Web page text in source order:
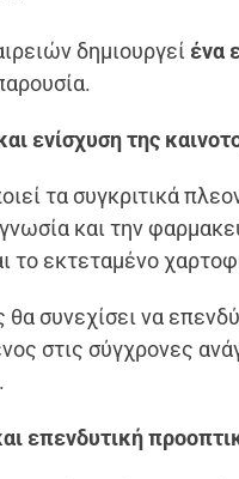
δημιουργεί ένα
ενίσχυση της
τα συγκριτικά
και την
το εκτεταμένο
συνεχίσει να
στις σύγχρονες
επενδυτική